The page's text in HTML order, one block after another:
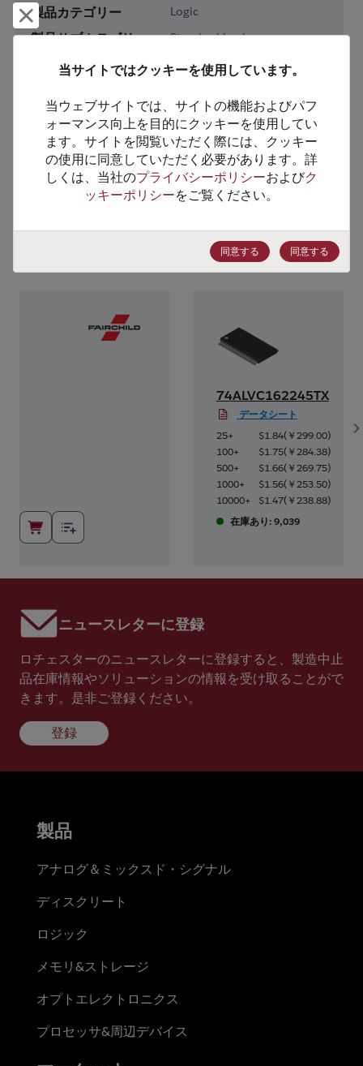
製品カテゴリー Logic
製品サブカテゴリー Standard Logic
製品グループ Buffers/Drivers/Transceivers
HTSコード 8542.39.0090
ECCN番号 EAR99
代替製品のご提案
74ALVC162245TX
データシート
25+
$1.84(￥299.00)
100+
$1.75(￥284.38)
500+
$1.66(￥269.75)
1000+
$1.56(￥253.50)
10000+
$1.47(￥238.88)
在庫あり: 9,039
ニュースレターに登録
ロチェスターのニュースレターに登録すると、製造中止
品在庫情報やソリューションの情報を受け取ることがで
きます。是非ご登録ください。
登録
却下して閉じる
当サイトではクッキーを使用しています。
当ウェブサイトでは、サイトの機能およびパフ
ォーマンス向上を目的にクッキーを使用してい
ます。サイトを閲覧いただく際には、クッキー
の使用に同意していただく必要があります。詳
しくは、当社のプライバシーポリシーおよびク
ッキーポリシーをご覧ください。
同意する 同意する
製品
アナログ＆ミックスド・シグナル
ディスクリート
ロジック
メモリ&ストレージ
オプトエレクトロニクス
プロセッサ&周辺デバイス